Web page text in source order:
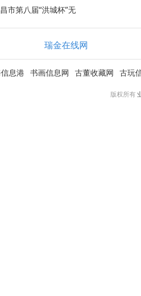
第八届“洪城杯”无
瑞金在线网
息港 书画信息网 古董收藏网 古玩
版权所有